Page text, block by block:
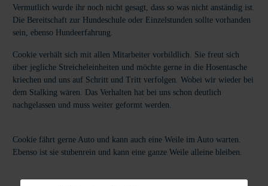
Vermutlich wurde ihr noch nicht gesagt, dass so was nicht anständig ist.
Die Bereitschaft zur Hundeschule oder Einzelstunden sollte vorhanden
sein, ebenso Hundeerfahrung.
Cookie verhält sich mit allen Mitarbeiter vorbildlich. Sie freut sich
über jegliche Streicheleinheiten und möchte gerne in die Hosentasche
kriechen und uns auf Schritt und Tritt verfolgen. Wobei wir wieder bei
dem Stalking wären. Das Verhalten hat bei uns schon deutlich
nachgelassen und muss weiter geformt werden.
Cookie fährt gerne Auto und kann auch eine Weile im Auto warten.
Ebenso ist sie stubenrein und kann eine ganze Weile alleine bleiben.